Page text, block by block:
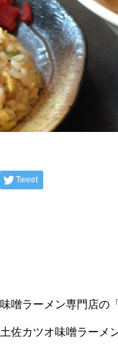
Tweet
味噌ラーメン専門店の
土佐カツオ味噌ラーメ